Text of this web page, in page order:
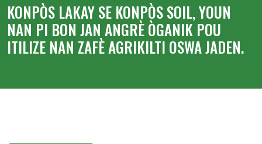
KONPÒS LAKAY SE KONPÒS SOIL, YOUN
NAN PI BON JAN ANGRÈ ÒGANIK POU
ITILIZE NAN ZAFÈ AGRIKILTI OSWA JADEN.